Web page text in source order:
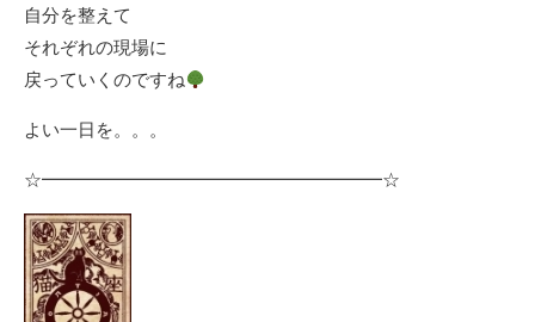
自分を整えて
それぞれの現場に
戻っていくのですね
よい一日を。。。
☆━━━━━━━━━━━━━━━━━━━☆